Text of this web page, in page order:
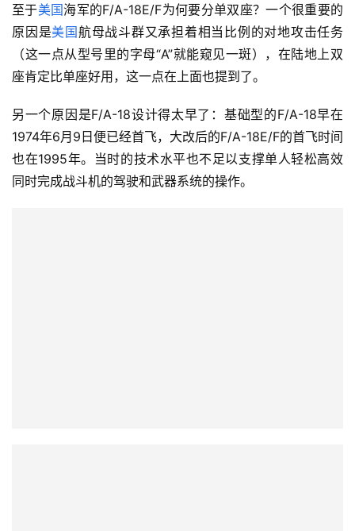
至于美国海军的F/A-18E/F为何要分单双座？一个很重要的
原因是美国航母战斗群又承担着相当比例的对地攻击任务
（这一点从型号里的字母“A”就能窥见一斑），在陆地上双
座肯定比单座好用，这一点在上面也提到了。
另一个原因是F/A-18设计得太早了：基础型的F/A-18早在
1974年6月9日便已经首飞，大改后的F/A-18E/F的首飞时间
也在1995年。当时的技术水平也不足以支撑单人轻松高效
同时完成战斗机的驾驶和武器系统的操作。